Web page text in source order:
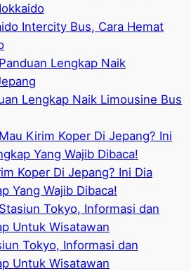
Intercity Bus, Cara Hemat
Panduan Lengkap Naik
Lengkap Naik Limousine Bus
Mau Kirim Koper Di Jepang? Ini
Yang Wajib Dibaca!
Koper Di Jepang? Ini Dia
Yang Wajib Dibaca!
Stasiun Tokyo, Informasi dan
Untuk Wisatawan
Tokyo, Informasi dan
Untuk Wisatawan